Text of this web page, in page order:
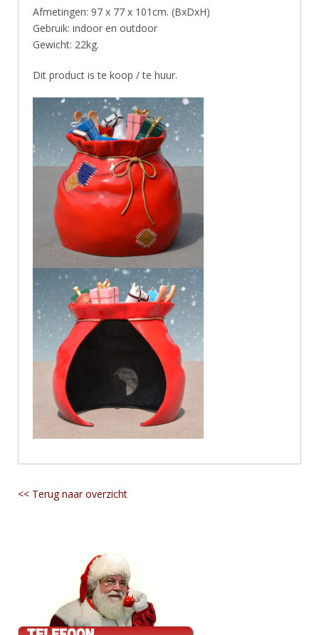
Afmetingen: 97 x 77 x 101cm. (BxDxH)
Gebruik: indoor en outdoor
Gewicht: 22kg.
Dit product is te koop / te huur.
<< Terug naar overzicht